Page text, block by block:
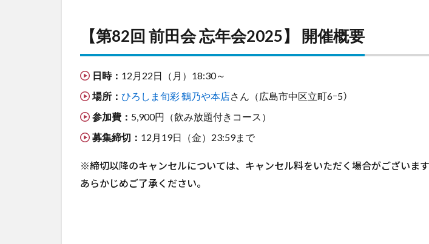
【第82回 前田会 忘年会2025】 開催概要
日時： 12月22日（月）18:30～
場所： ひろしま旬彩 鶴乃や本店さん（広島市中区立町6ｰ5）
参加費： 5,900円（飲み放題付きコース）
募集締切： 12月19日（金）23:59まで
※締切以降のキャンセルについては、キャンセル料をいただく場合がございます
あらかじめご了承ください。